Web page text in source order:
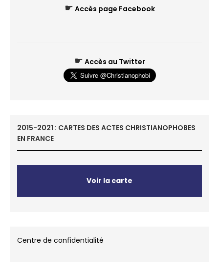
☛ Accès page Facebook
☛ Accès au Twitter
2015-2021 : CARTES DES ACTES CHRISTIANOPHOBES
EN FRANCE
Voir la carte
Centre de confidentialité